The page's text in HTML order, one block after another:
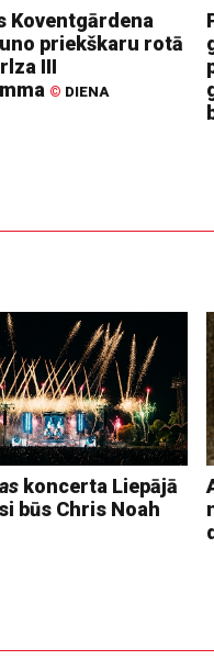
Koventgārdena
priekškaru rotā
III
© DIENA
koncerta Liepājā
būs Chris Noah